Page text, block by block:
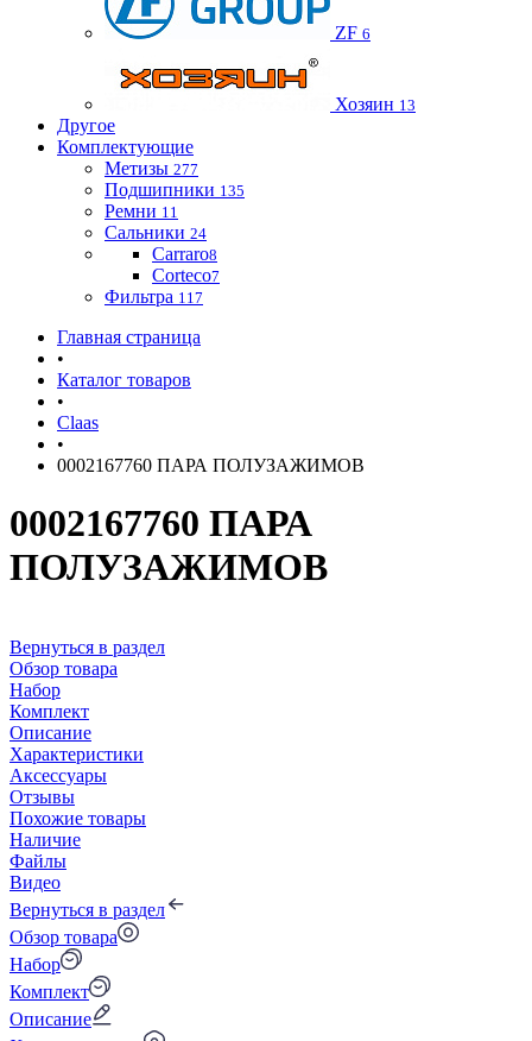
ZF 6
Хозяин 13
Другое
Комплектующие
Метизы 277
Подшипники 135
Ремни 11
Сальники 24
Carraro8
Corteco7
Фильтра 117
Главная страница
•
Каталог товаров
•
Claas
•
0002167760 ПАРА ПОЛУЗАЖИМОВ
0002167760 ПАРА
ПОЛУЗАЖИМОВ
Вернуться в раздел
Обзор товара
Набор
Комплект
Описание
Характеристики
Аксессуары
Отзывы
Похожие товары
Наличие
Файлы
Видео
Вернуться в раздел
Обзор товара
Набор
Комплект
Описание